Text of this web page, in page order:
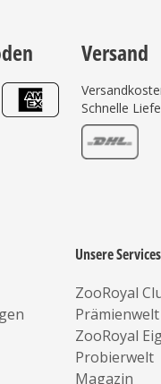
Versand
Schnelle
Unsere Services
ZooRoyal
Prämienwelt
ZooRoyal
Probierwelt
Magazin